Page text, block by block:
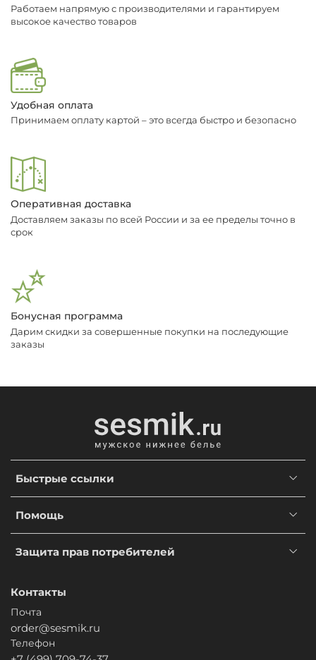
Работаем напрямую с производителями и гарантируем
высокое качество товаров
Удобная оплата
Принимаем оплату картой – это всегда быстро и безопасно
Оперативная доставка
Доставляем заказы по всей России и за ее пределы точно в
срок
Бонусная программа
Дарим скидки за совершенные покупки на последующие
заказы
Быстрые ссылки
Помощь
Защита прав потребителей
Контакты
Почта
order@sesmik.ru
Телефон